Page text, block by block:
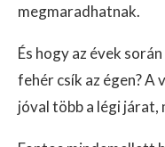
megmaradhatnak.
És hogy az évek
fehér csík az égen? A
jóval több a légi járat,